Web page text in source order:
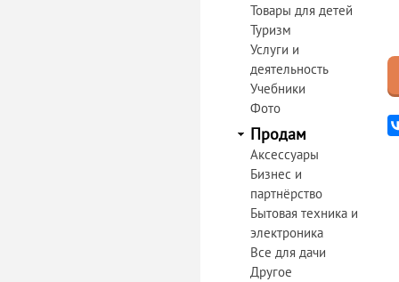
Товары для детей
Туризм
Услуги и
деятельность
Учебники
Фото
Продам
Аксессуары
Бизнес и
партнёрство
Бытовая техника и
электроника
Все для дачи
Другое